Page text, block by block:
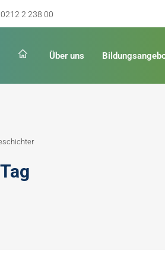
0212 2 238 00
Über uns